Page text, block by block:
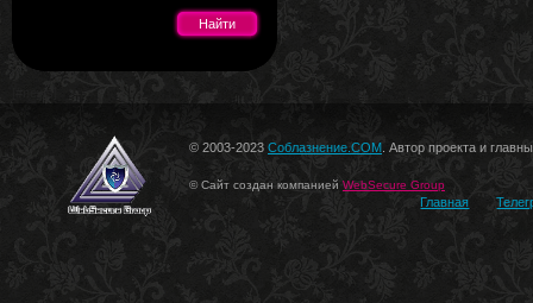
© 2003-2023 Соблазнение.COM . Автор проекта и
© Сайт создан компанией WebSecure Group
Главная